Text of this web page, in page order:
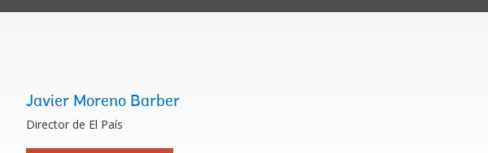
Javier Moreno Barber
Director de El País